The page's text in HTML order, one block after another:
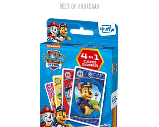
Niet op voorraad